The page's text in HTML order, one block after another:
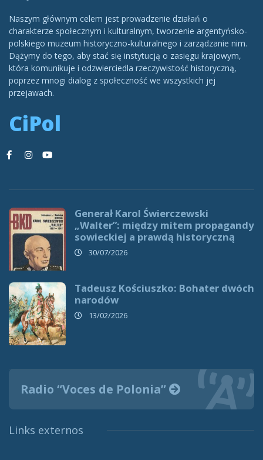
Naszym głównym celem jest prowadzenie działań o
charakterze społecznym i kulturalnym, tworzenie argentyńsko-
polskiego muzeum historyczno-kulturalnego i zarządzanie nim.
Dążymy do tego, aby stać się instytucją o zasięgu krajowym,
która komunikuje i odzwierciedla rzeczywistość historyczną,
poprzez mnogi dialog z społeczność we wszystkich jej
przejawach.
CiPol
Generał Karol Świerczewski
„Walter”: między mitem propagandy
sowieckiej a prawdą historyczną
30/07/2026
Tadeusz Kościuszko: Bohater dwóch
narodów
13/02/2026
Radio “Voces de Polonia”
Links externos